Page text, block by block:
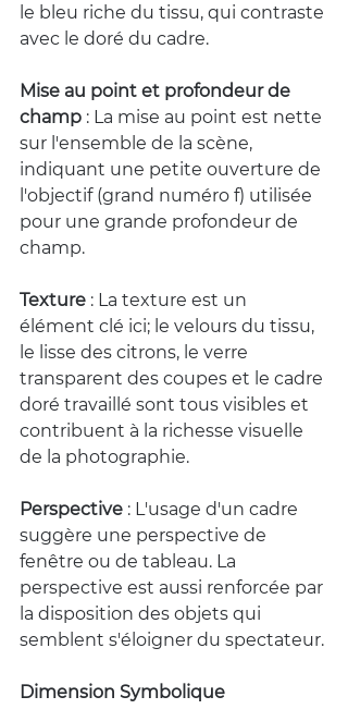
le bleu riche du tissu, qui contraste
avec le doré du cadre.
Mise au point et profondeur de
champ : La mise au point est nette
sur l'ensemble de la scène,
indiquant une petite ouverture de
l'objectif (grand numéro f) utilisée
pour une grande profondeur de
champ.
Texture : La texture est un
élément clé ici; le velours du tissu,
le lisse des citrons, le verre
transparent des coupes et le cadre
doré travaillé sont tous visibles et
contribuent à la richesse visuelle
de la photographie.
Perspective : L'usage d'un cadre
suggère une perspective de
fenêtre ou de tableau. La
perspective est aussi renforcée par
la disposition des objets qui
semblent s'éloigner du spectateur.
Dimension Symbolique